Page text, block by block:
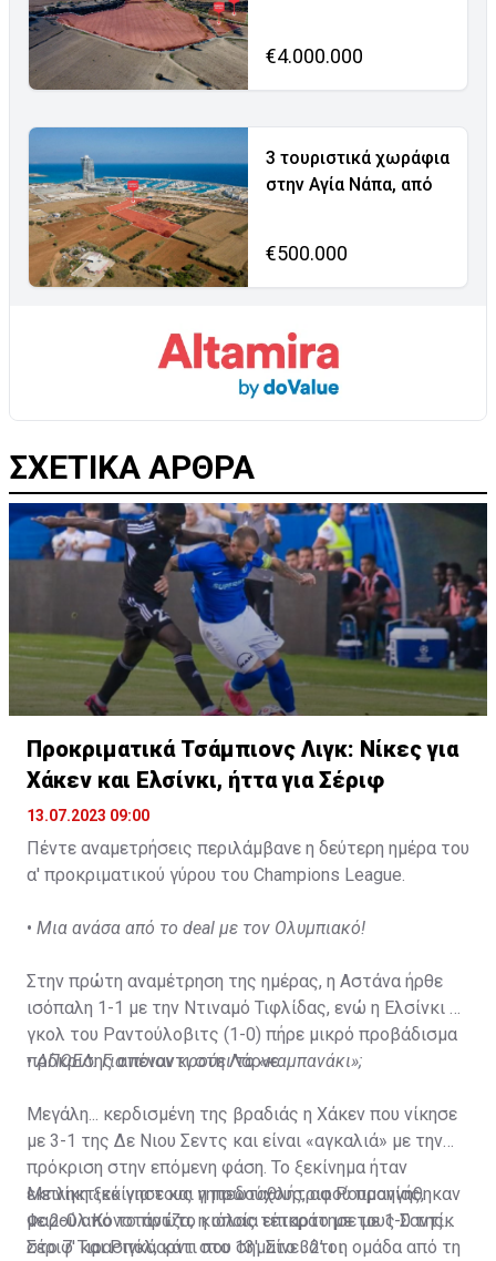
€4.000.000
3 τουριστικά χωράφια
στην Αγία Νάπα, από
€500.000
ΣΧΕΤΙΚΑ ΑΡΘΡΑ
Προκριματικά Τσάμπιονς Λιγκ: Nίκες για
Χάκεν και Ελσίνκι, ήττα για Σέριφ
13.07.2023 09:00
Πέντε αναμετρήσεις περιλάμβανε η δεύτερη ημέρα του
α' προκριματικού γύρου του Champions League.
• Μια ανάσα από το deal με τον Ολυμπιακό!
Στην πρώτη αναμέτρηση της ημέρας, η Αστάνα ήρθε
ισόπαλη 1-1 με την Ντιναμό Τιφλίδας, ενώ η Ελσίνκι με
γκολ του Ραντούλοβιτς (1-0) πήρε μικρό προβάδισμα
πρόκρισης απέναντι στη Λάρνε.
•ΑΠΟΕΛ: Για ποιον κρούει το «καμπανάκι»;
Μεγάλη... κερδισμένη της βραδιάς η Χάκεν που νίκησε
με 3-1 της Δε Νιου Σεντς και είναι «αγκαλιά» με την
πρόκριση στην επόμενη φάση. Το ξεκίνημα ήταν
εκπληκτικό για τους γηπεδούχους, αφού προηγήθηκαν
με 2-0 από το πρώτο κιόλας τέταρτο με τους Σαντίκ
στο 7' και Ριγκάαρντ στο 13'. Στο 32’ οι
Με νίκη ξεκίνησε και η πρωταθλήτρια Ρουμανίας,
Φαρούλ Κονστάντζα, η οποία επικράτησε με 1-0 της
Σέριφ Τιρασπόλ, κάτι που σημαίνει ότι η ομάδα από τη